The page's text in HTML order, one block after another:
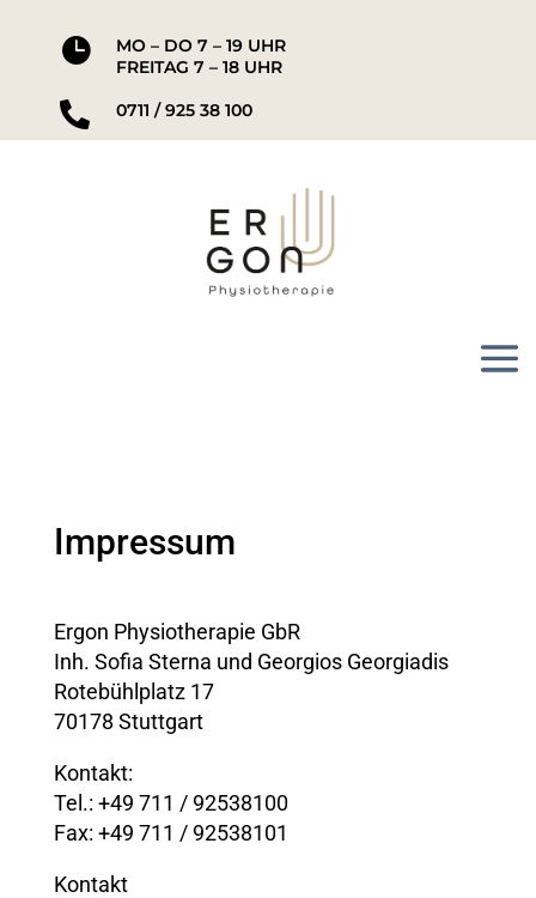

MO – DO 7 – 19 UHR
FREITAG 7 – 18 UHR
 0711 / 925 38 100
Impressum
Ergon Physiotherapie GbR
Inh. Sofia Sterna und Georgios Georgiadis
Rotebühlplatz 17
70178 Stuttgart
Kontakt:
Tel.: +49 711 / 92538100
Fax: +49 711 / 92538101
Kontakt